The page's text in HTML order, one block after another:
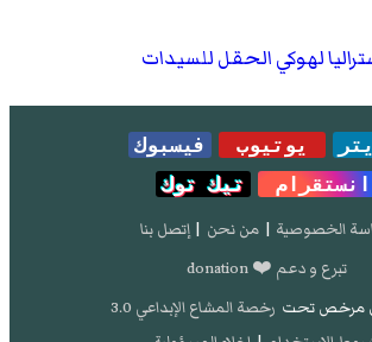
لهوكي الحقل للسيدات
يوتيوب
فيسبوك
انستقرام
تيك توك
الخصوصية | من نحن | إتصل بنا
تبرع و دعم ❤️ donation
مرخص تحت رخصة المشاع الإبداعي 3.0